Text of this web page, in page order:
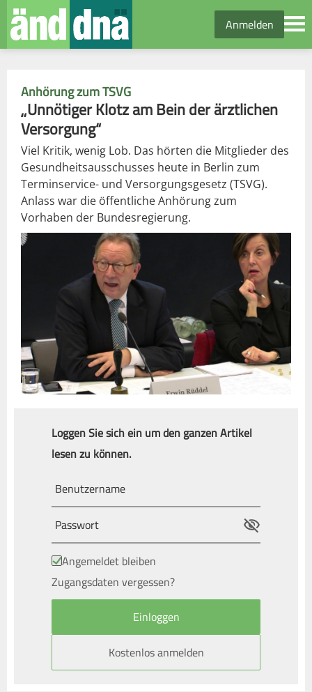
Anmelden
Anhörung zum TSVG
„Unnötiger Klotz am Bein der ärztlichen
Versorgung“
Viel Kritik, wenig Lob. Das hörten die Mitglieder des
Gesundheitsausschusses heute in Berlin zum
Terminservice- und Versorgungsgesetz (TSVG).
Anlass war die öffentliche Anhörung zum
Vorhaben der Bundesregierung.
Loggen Sie sich ein um den ganzen Artikel
lesen zu können.
Angemeldet bleiben
Zugangsdaten vergessen?
Kostenlos anmelden